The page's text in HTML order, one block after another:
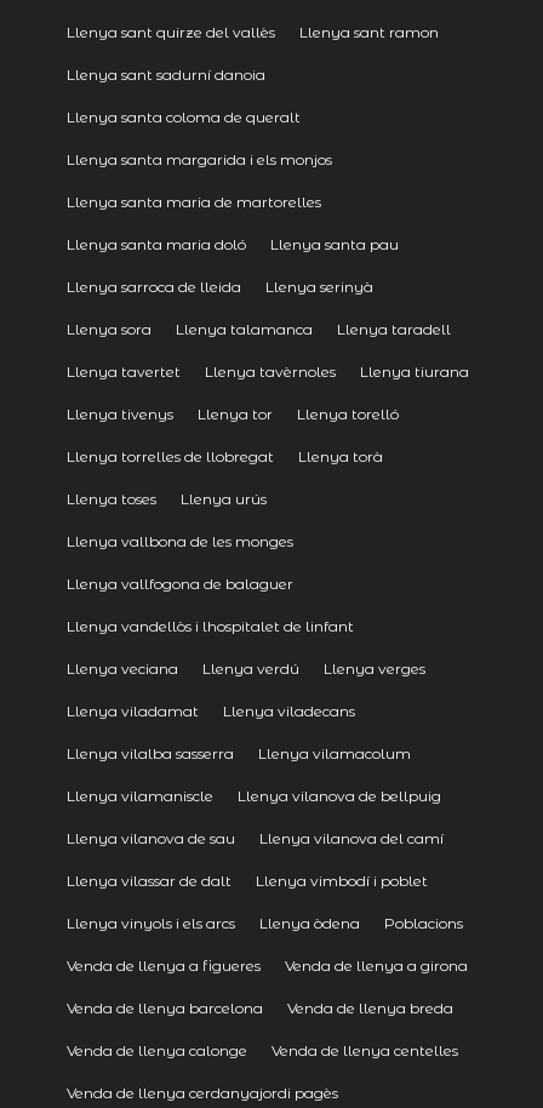
Llenya sant quirze del vallès Llenya sant ramon
Llenya sant sadurní danoia
Llenya santa coloma de queralt
Llenya santa margarida i els monjos
Llenya santa maria de martorelles
Llenya santa maria doló Llenya santa pau
Llenya sarroca de lleida Llenya serinyà
Llenya sora Llenya talamanca Llenya taradell
Llenya tavertet Llenya tavèrnoles Llenya tiurana
Llenya tivenys Llenya tor Llenya torelló
Llenya torrelles de llobregat Llenya torà
Llenya toses Llenya urús
Llenya vallbona de les monges
Llenya vallfogona de balaguer
Llenya vandellòs i lhospitalet de linfant
Llenya veciana Llenya verdú Llenya verges
Llenya viladamat Llenya viladecans
Llenya vilalba sasserra Llenya vilamacolum
Llenya vilamaniscle Llenya vilanova de bellpuig
Llenya vilanova de sau Llenya vilanova del camí
Llenya vilassar de dalt Llenya vimbodí i poblet
Llenya vinyols i els arcs Llenya òdena Poblacions
Venda de llenya a figueres Venda de llenya a girona
Venda de llenya barcelona Venda de llenya breda
Venda de llenya calonge Venda de llenya centelles
Venda de llenya cerdanyajordi pagès